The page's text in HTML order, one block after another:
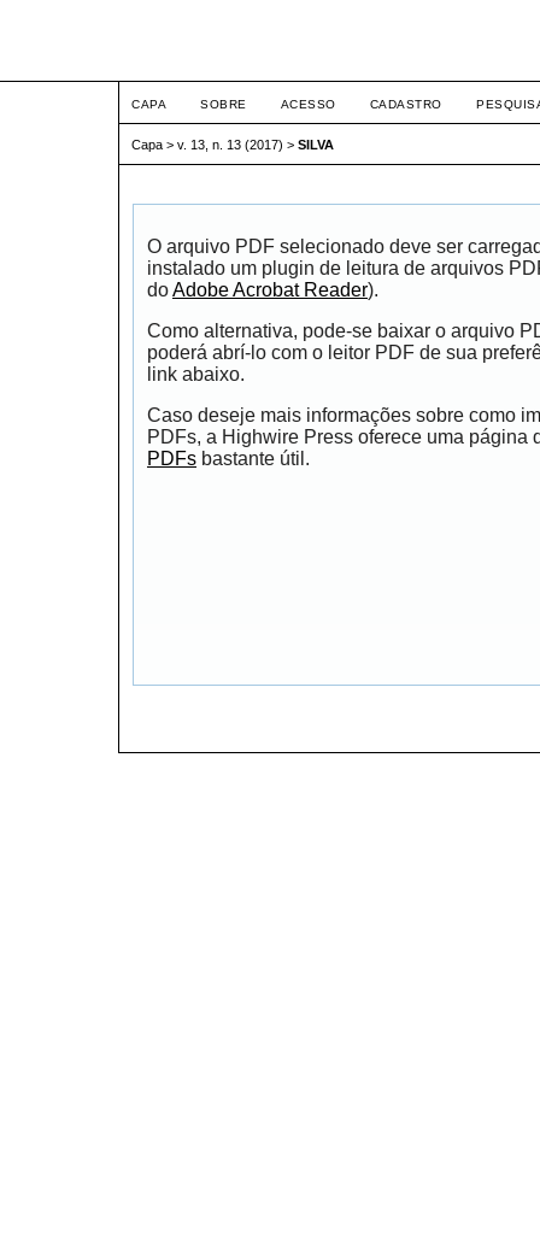
CAPA SOBRE ACESSO CADASTRO
Capa > v. 13, n. 13 (2017) > SILVA
O arquivo PDF selecionado deve ser
instalado um plugin de leitura de arquivos
doAdobe Acrobat Reader).
Como alternativa, pode-se baixar o arquivo
poderá abrí-lo com o leitor PDF de sua
link abaixo.
Caso deseje mais informações sobre como
PDFs, a Highwire Press oferece uma página
PDFs bastante útil.